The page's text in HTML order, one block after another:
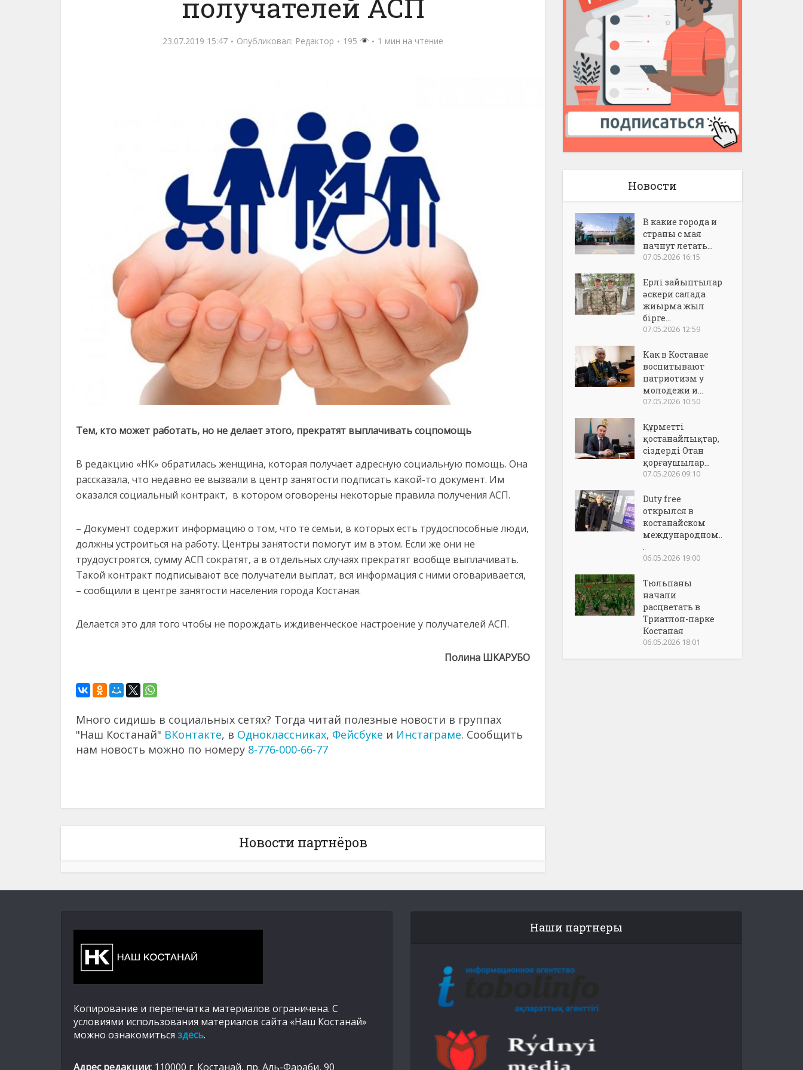
получателей АСП
23.07.2019 15:47 Опубликовал: Редактор 195 1 мин на чтение
Тем, кто может работать, но не делает этого, прекратят выплачивать соцпомощь
В редакцию «НК» обратилась женщина, которая получает адресную социальную помощь. Она
рассказала, что недавно ее вызвали в центр занятости подписать какой-то документ. Им
оказался социальный контракт, в котором оговорены некоторые правила получения АСП.
– Документ содержит информацию о том, что те семьи, в которых есть трудоспособные люди,
должны устроиться на работу. Центры занятости помогут им в этом. Если же они не
трудоустроятся, сумму АСП сократят, а в отдельных случаях прекратят вообще выплачивать.
Такой контракт подписывают все получатели выплат, вся информация с ними оговаривается,
– сообщили в центре занятости населения города Костаная.
Делается это для того чтобы не порождать иждивенческое настроение у получателей АСП.
Полина ШКАРУБО
Много сидишь в социальных сетях? Тогда читай полезные новости в группах
"Наш Костанай" ВКонтакте, в Одноклассниках, Фейсбуке и Инстаграме. Сообщить
нам новость можно по номеру 8-776-000-66-77
Новости партнёров
Новости
В какие города и
страны с мая
начнут летать...
07.05.2026 16:15
Ерлі зайыптылар
әскери салада
жиырма жыл
бірге...
07.05.2026 12:59
Как в Костанае
воспитывают
патриотизм у
молодежи и...
07.05.2026 10:50
Құрметті
қостанайлықтар,
сіздерді Отан
қорғаушылар...
07.05.2026 09:10
Duty free
открылся в
костанайском
международном..
.
06.05.2026 19:00
Тюльпаны
начали
расцветать в
Триатлон-парке
Костаная
06.05.2026 18:01
Копирование и перепечатка материалов ограничена. С
условиями использования материалов сайта «Наш Костанай»
можно ознакомиться здесь.
Адрес редакции: 110000 г. Костанай, пр. Аль-Фараби, 90
Наши партнеры